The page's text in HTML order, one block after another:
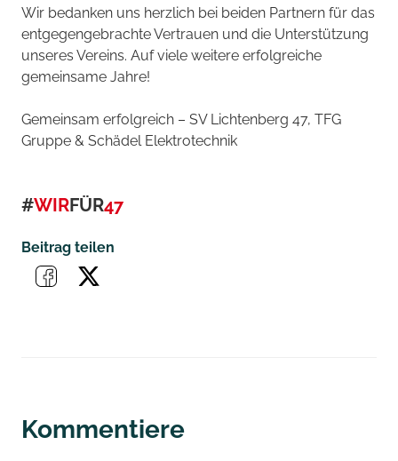
Wir bedanken uns herzlich bei beiden Partnern für das
entgegengebrachte Vertrauen und die Unterstützung
unseres Vereins. Auf viele weitere erfolgreiche
gemeinsame Jahre!
Gemeinsam erfolgreich – SV Lichtenberg 47, TFG
Gruppe & Schädel Elektrotechnik
#WIRFÜR47
Beitrag teilen
Kommentiere